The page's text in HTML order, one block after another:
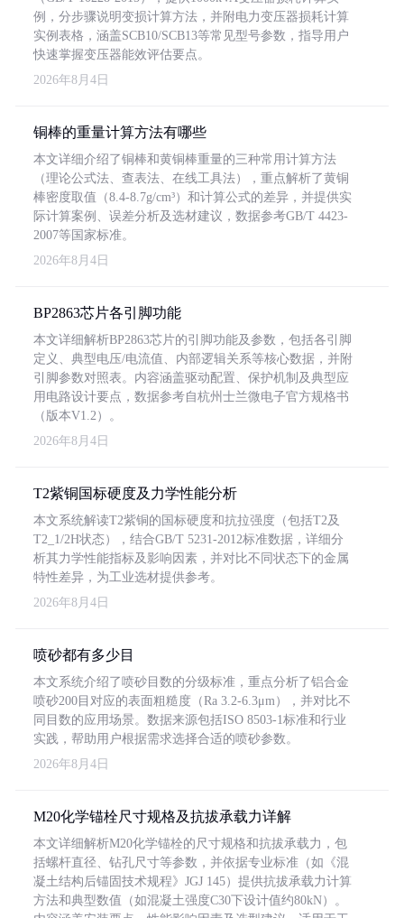
例，分步骤说明变损计算方法，并附电力变压器损耗计算
实例表格，涵盖SCB10/SCB13等常见型号参数，指导用户
快速掌握变压器能效评估要点。
2026年8月4日
铜棒的重量计算方法有哪些
本文详细介绍了铜棒和黄铜棒重量的三种常用计算方法
（理论公式法、查表法、在线工具法），重点解析了黄铜
棒密度取值（8.4-8.7g/cm³）和计算公式的差异，并提供实
际计算案例、误差分析及选材建议，数据参考GB/T 4423-
2007等国家标准。
2026年8月4日
BP2863芯片各引脚功能
本文详细解析BP2863芯片的引脚功能及参数，包括各引脚
定义、典型电压/电流值、内部逻辑关系等核心数据，并附
引脚参数对照表。内容涵盖驱动配置、保护机制及典型应
用电路设计要点，数据参考自杭州士兰微电子官方规格书
（版本V1.2）。
2026年8月4日
T2紫铜国标硬度及力学性能分析
本文系统解读T2紫铜的国标硬度和抗拉强度（包括T2及
T2_1/2H状态），结合GB/T 5231-2012标准数据，详细分
析其力学性能指标及影响因素，并对比不同状态下的金属
特性差异，为工业选材提供参考。
2026年8月4日
喷砂都有多少目
本文系统介绍了喷砂目数的分级标准，重点分析了铝合金
喷砂200目对应的表面粗糙度（Ra 3.2-6.3μm），并对比不
同目数的应用场景。数据来源包括ISO 8503-1标准和行业
实践，帮助用户根据需求选择合适的喷砂参数。
2026年8月4日
M20化学锚栓尺寸规格及抗拔承载力详解
本文详细解析M20化学锚栓的尺寸规格和抗拔承载力，包
括螺杆直径、钻孔尺寸等参数，并依据专业标准（如《混
凝土结构后锚固技术规程》JGJ 145）提供抗拔承载力计算
方法和典型数值（如混凝土强度C30下设计值约80kN）。